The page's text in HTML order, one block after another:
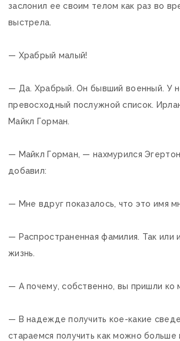
заслонил ее своим телом как раз во
выстрела.
— Храбрый малый!
— Да. Храбрый. Он бывший военный. У
превосходный послужной список.
Майкл Горман.
— Майкл Горман, — нахмурился
добавил:
— Мне вдруг показалось, что это имя
— Распространенная фамилия. Так или
жизнь.
— А почему, собственно, вы пришли ко
— В надежде получить кое-какие
стараемся получить как можно